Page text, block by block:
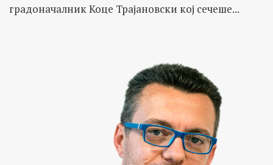
градоначалник Коце Трајановски кој сечеше...